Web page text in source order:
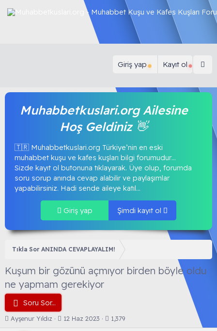
Giriş yap Kayıt ol
Muhabbetkuslari.org Ailesine
Hoş Geldiniz 👋
🇹🇷 Muhabbetkuslari.org Türkiye’nin en eski
muhabbet kuşu ve kafes kuşları bilgi forumudur…
Sizde kayıt ol butonuna tıklayarak. Üye olup, forumda
soru sorup anında cevap alabilir ve paylaşımlar
yapabilirsiniz. Hadi sende aileye katıl...
Giriş yap Şimdi kayıt ol
Tıkla Sor ANINDA CEVAPLAYALIM!
Kuşum bir gözünü açmıyor birden böyle oldu
ne yapmam gerekiyor
Soru Sor...
K
o
Ayşenur Yıldız
B
a
12 Haz 2023 1,379